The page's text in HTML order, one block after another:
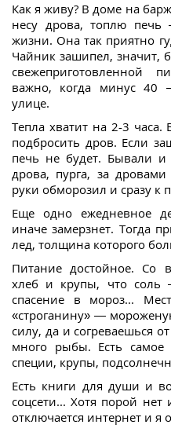
Как я живу? В доме на
несу дрова, топлю печь
жизни. Она так приятно
Чайник зашипел, значит,
свежеприготовленной
важно, когда минус 40
улице.
Тепла хватит на 2-3
подбросить дров. Если
печь не будет. Бывали
дрова, пурга, за
руки обморозил и сразу к
Еще одно ежедневное
иначе замерзнет. Тогда
лед, толщина которого
Питание достойное. Со
хлеб и крупы, что
спасение в мороз...
«строганину» —
силу, да и согреваешься
много рыбы. Есть
специи, крупы,
Есть книги для души и
соцсети... Хотя порой нет
отключается интернет и я